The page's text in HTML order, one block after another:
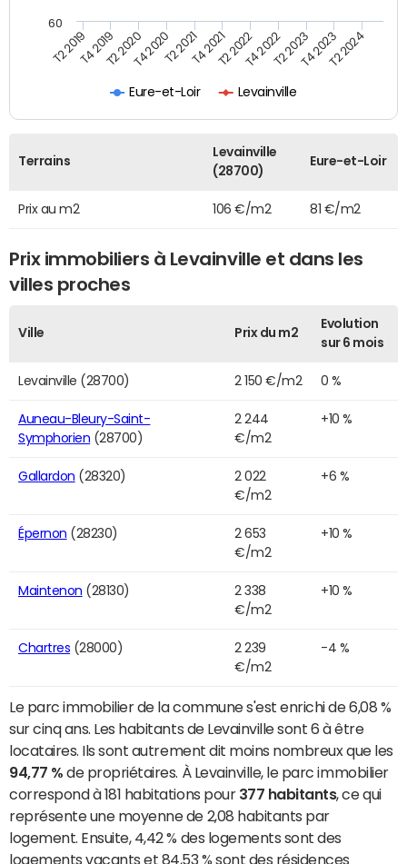
Eure-et-Loir Levainville
T2 2019T4 2019T2 2020T4 2020T2 2021T4 2021T2 2022T4 2022T2 2023T4 2023T2 2024
60
Terrains
Levainville
(28700)
Eure-et-Loir
Prix au m2 106 €/m2 81 €/m2
Prix immobiliers à Levainville et dans les
villes proches
Ville Prix du m2
Evolution
sur 6 mois
Levainville (28700) 2 150 €/m2 0 %
Auneau-Bleury-Saint-
Symphorien (28700)
2 244
€/m2
+10 %
Gallardon (28320)
2 022
€/m2
+6 %
Épernon (28230)
2 653
€/m2
+10 %
Maintenon (28130)
2 338
€/m2
+10 %
Chartres (28000)
2 239
€/m2
-4 %
Le parc immobilier de la commune s'est enrichi de 6,08 %
sur cinq ans. Les habitants de Levainville sont 6 à être
locataires. Ils sont autrement dit moins nombreux que les
94,77 % de propriétaires. À Levainville, le parc immobilier
correspond à 181 habitations pour 377 habitants, ce qui
représente une moyenne de 2,08 habitants par
logement. Ensuite, 4,42 % des logements sont des
logements vacants et 84,53 % sont des résidences